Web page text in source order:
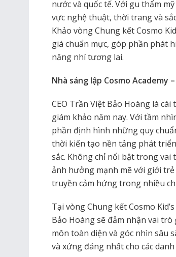
nước và quốc tế. Với gu thẩm
vực nghệ thuật, thời trang và
Khảo vòng Chung kết Cosmo
giá chuẩn mực, góp phần phát
năng nhí tương lai.
Nhà sáng lập Cosmo Academy
CEO Trần Việt Bảo Hoàng là
giám khảo năm nay. Với tầm
phần định hình những quy
thời kiến tạo nền tảng phát
sắc. Không chỉ nổi bật trong
ảnh hưởng mạnh mẽ với giới
truyền cảm hứng trong nhiều
Tại vòng Chung kết Cosmo
Bảo Hoàng sẽ đảm nhận vai
môn toàn diện và góc nhìn sâu
và xứng đáng nhất cho các